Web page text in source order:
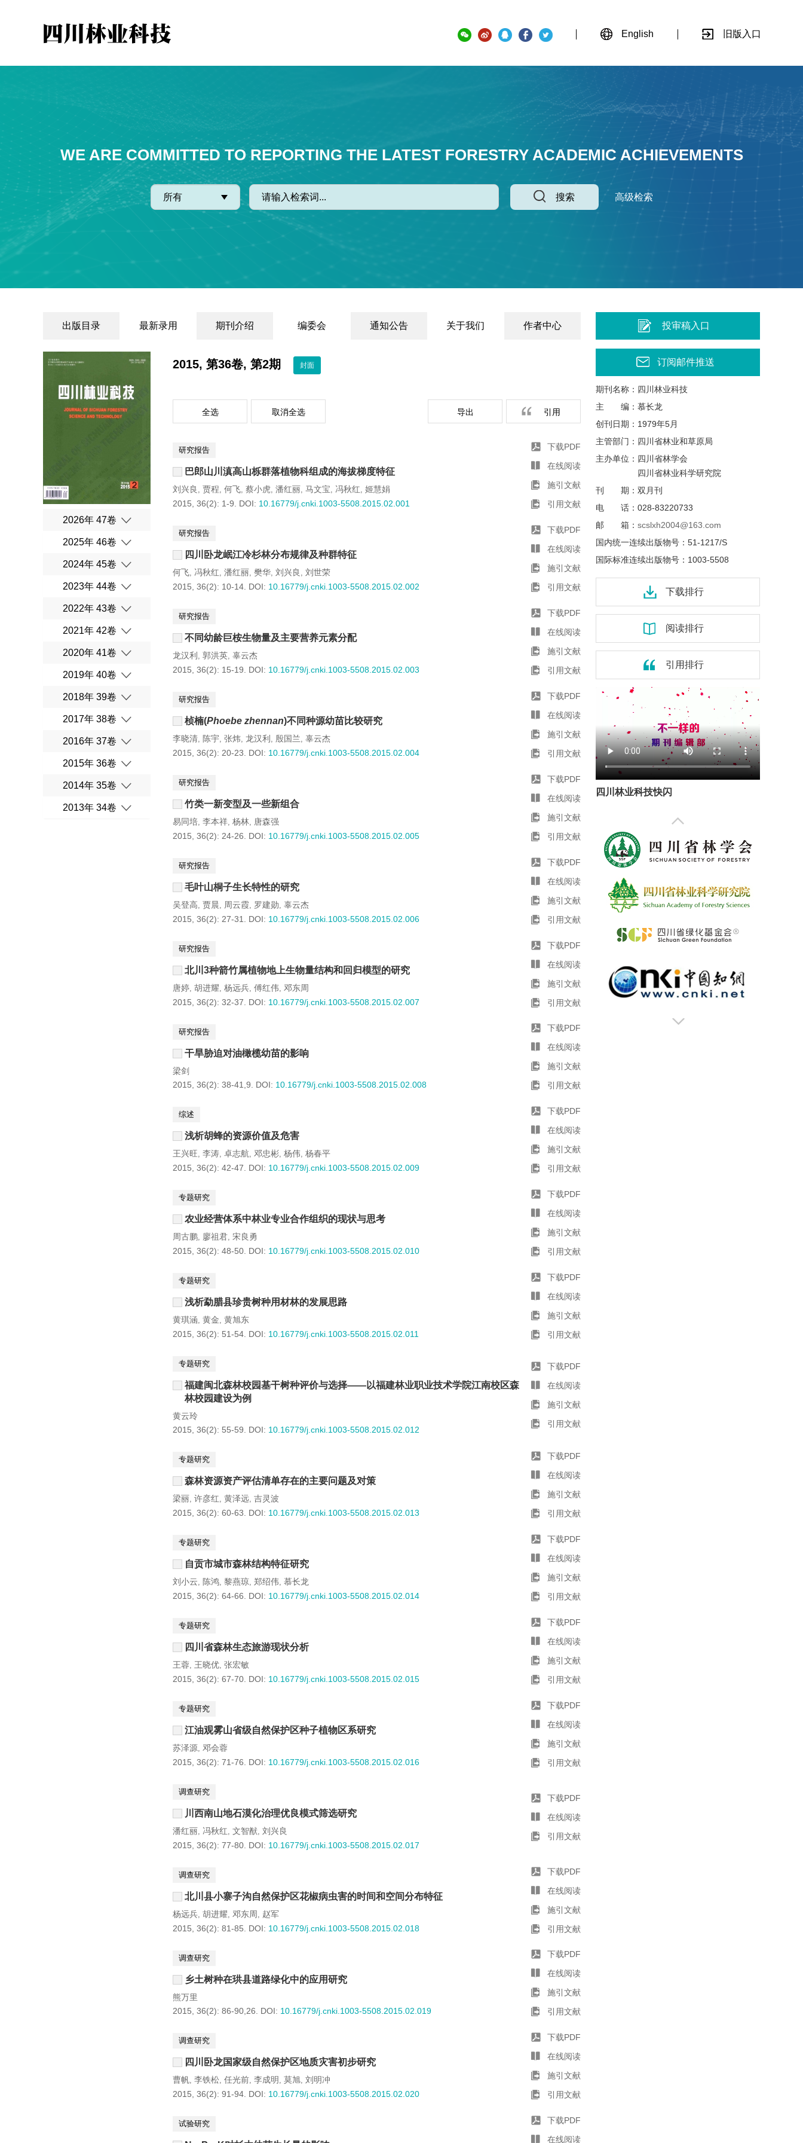
English 旧版入口
WE ARE COMMITTED TO REPORTING THE LATEST FORESTRY ACADEMIC ACHIEVEMENTS
搜索 高级检索
出版目录 最新录用 期刊介绍 编委会 通知公告 关于我们 作者中心
2026年 47卷
2025年 46卷
2024年 45卷
2023年 44卷
2022年 43卷
2021年 42卷
2020年 41卷
2019年 40卷
2018年 39卷
2017年 38卷
2016年 37卷
2015年 36卷
2014年 35卷
2013年 34卷
2015, 第36卷, 第2期 封面
全选 取消全选 导出 引用
研究报告
巴郎山川滇高山栎群落植物科组成的海拔梯度特征
刘兴良 , 贾程, 何飞, 蔡小虎, 潘红丽, 马文宝, 冯秋红, 姬慧娟
2015, 36(2): 1-9.
DOI: 10.16779/j.cnki.1003-5508.2015.02.001
下载PDF
在线阅读
施引文献
引用文献
研究报告
四川卧龙岷江冷杉林分布规律及种群特征
何飞, 冯秋红, 潘红丽, 樊华, 刘兴良 , 刘世荣
2015, 36(2): 10-14. DOI: 10.16779/j.cnki.1003-5508.2015.02.002
下载PDF
在线阅读
施引文献
引用文献
研究报告
不同幼龄巨桉生物量及主要营养元素分配
龙汉利 , 郭洪英, 辜云杰
2015, 36(2): 15-19.
DOI: 10.16779/j.cnki.1003-5508.2015.02.003
下载PDF
在线阅读
施引文献
引用文献
研究报告
桢楠(Phoebe zhennan)不同种源幼苗比较研究
李晓清, 陈宇, 张炜, 龙汉利 , 殷国兰, 辜云杰
2015, 36(2): 20-23.
DOI: 10.16779/j.cnki.1003-5508.2015.02.004
下载PDF
在线阅读
施引文献
引用文献
研究报告
竹类一新变型及一些新组合
易同培, 李本祥, 杨林, 唐森强
2015, 36(2): 24-26.
DOI: 10.16779/j.cnki.1003-5508.2015.02.005
下载PDF
在线阅读
施引文献
引用文献
研究报告
毛叶山桐子生长特性的研究
吴登高, 贾晨, 周云霞, 罗建勋, 辜云杰
2015, 36(2): 27-31.
DOI: 10.16779/j.cnki.1003-5508.2015.02.006
下载PDF
在线阅读
施引文献
引用文献
研究报告
北川3种箭竹属植物地上生物量结构和回归模型的研究
唐婷, 胡进耀, 杨远兵, 傅红伟, 邓东周
2015, 36(2): 32-37.
DOI: 10.16779/j.cnki.1003-5508.2015.02.007
下载PDF
在线阅读
施引文献
引用文献
研究报告
干旱胁迫对油橄榄幼苗的影响
梁剑
2015, 36(2): 38-41,9.
DOI: 10.16779/j.cnki.1003-5508.2015.02.008
下载PDF
在线阅读
施引文献
引用文献
综述
浅析胡蜂的资源价值及危害
王兴旺, 李涛, 卓志航, 邓忠彬, 杨伟, 杨春平
2015, 36(2): 42-47.
DOI: 10.16779/j.cnki.1003-5508.2015.02.009
下载PDF
在线阅读
施引文献
引用文献
专题研究
农业经营体系中林业专业合作组织的现状与思考
周古鹏, 廖祖君, 宋良勇
2015, 36(2): 48-50. DOI: 10.16779/j.cnki.1003-5508.2015.02.010
下载PDF
在线阅读
施引文献
引用文献
专题研究
浅析勐腊县珍贵树种用材林的发展思路
黄琪涵, 黄金, 黄旭东
2015, 36(2): 51-54. DOI: 10.16779/j.cnki.1003-5508.2015.02.011
下载PDF
在线阅读
施引文献
引用文献
专题研究
福建闽北森林校园基干树种评价与选择——以福建林业职业技术学院江南校区森
林校园建设为例
黄云玲
2015, 36(2): 55-59.
DOI: 10.16779/j.cnki.1003-5508.2015.02.012
下载PDF
在线阅读
施引文献
引用文献
专题研究
森林资源资产评估清单存在的主要问题及对策
梁丽, 许彦红, 黄泽远, 吉灵波
2015, 36(2): 60-63.
DOI: 10.16779/j.cnki.1003-5508.2015.02.013
下载PDF
在线阅读
施引文献
引用文献
专题研究
自贡市城市森林结构特征研究
刘小云, 陈鸿, 黎燕琼, 郑绍伟, 慕长龙
2015, 36(2): 64-66.
DOI: 10.16779/j.cnki.1003-5508.2015.02.014
下载PDF
在线阅读
施引文献
引用文献
专题研究
四川省森林生态旅游现状分析
王蓉, 王晓优, 张宏敏
2015, 36(2): 67-70. DOI: 10.16779/j.cnki.1003-5508.2015.02.015
下载PDF
在线阅读
施引文献
引用文献
专题研究
江油观雾山省级自然保护区种子植物区系研究
苏泽源, 邓会蓉
2015, 36(2): 71-76.
DOI: 10.16779/j.cnki.1003-5508.2015.02.016
下载PDF
在线阅读
施引文献
引用文献
调查研究
川西南山地石漠化治理优良模式筛选研究
潘红丽, 冯秋红, 文智猷, 刘兴良
2015, 36(2): 77-80. DOI: 10.16779/j.cnki.1003-5508.2015.02.017
下载PDF
在线阅读
引用文献
调查研究
北川县小寨子沟自然保护区花椒病虫害的时间和空间分布特征
杨远兵, 胡进耀, 邓东周 , 赵军
2015, 36(2): 81-85.
DOI: 10.16779/j.cnki.1003-5508.2015.02.018
下载PDF
在线阅读
施引文献
引用文献
调查研究
乡土树种在珙县道路绿化中的应用研究
熊万里
2015, 36(2): 86-90,26.
DOI: 10.16779/j.cnki.1003-5508.2015.02.019
下载PDF
在线阅读
施引文献
引用文献
调查研究
四川卧龙国家级自然保护区地质灾害初步研究
曹帆, 李铁松, 任光前, 李成明 , 莫旭, 刘明冲
2015, 36(2): 91-94. DOI: 10.16779/j.cnki.1003-5508.2015.02.020
下载PDF
在线阅读
施引文献
引用文献
试验研究
下载PDF
在线阅读
投审稿入口
订阅邮件推送
期刊名称： 四川林业科技
主 编： 慕长龙
创刊日期： 1979年5月
主管部门： 四川省林业和草原局
主办单位： 四川省林学会
四川省林业科学研究院
刊 期： 双月刊
电 话： 028-83220733
邮 箱： scslxh2004@163.com
国内统一连续出版物号： 51-1217/S
国际标准连续出版物号： 1003-5508
下载排行
阅读排行
引用排行
四川林业科技快闪